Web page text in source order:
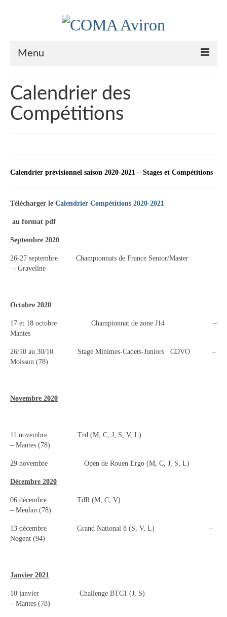
Menu
Nos couleurs
Historique
Actualités
l’Aviron
Le jargon
Les bateaux
Nos activités
Section « Compétition »
Les bassins
Section « Loisir-Master »
Régates
Pratiquer l’aviron
Calendrier des
Compétitions
Calendrier prévisionnel saison 2020-2021 – Stages et Compétitions
Télécharger le Calendrier Compétitions 2020-2021
au format pdf
Septembre 2020
26-27 septembre Championnats de France Senior/Master
– Graveline
Octobre 2020
17 et 18 octobre Championnat de zone J14 –
Mantes
26/10 au 30/10 Stage Minimes-Cadets-Juniors CDVO –
Moisson (78)
Novembre 2020
11 novembre Trd (M, C, J, S, V, L)
– Mantes (78)
29 novembre Open de Rouen Ergo (M, C, J, S, L)
Décembre 2020
06 décembre TdR (M, C, V)
– Meulan (78)
13 décembre Grand National 8 (S, V, L) –
Nogent (94)
Janvier 2021
10 janvier Challenge BTC1 (J, S)
– Mantes (78)